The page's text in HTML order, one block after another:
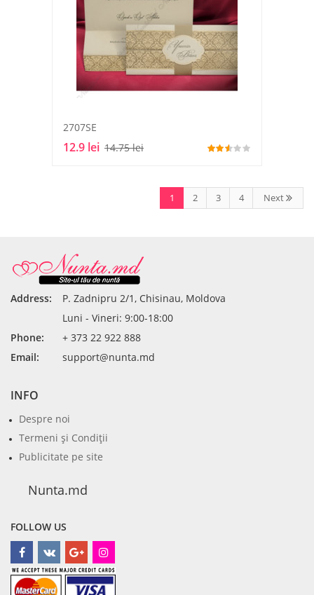
2707SE
12.9 lei 14.75 lei
1 2 3 4 Next
Address:
P. Zadnipru 2/1, Chisinau, Moldova
Luni - Vineri: 9:00-18:00
Phone:
+ 373 22 922 888
Email:
support@nunta.md
INFO
Despre noi
Termeni şi Condiţii
Publicitate pe site
Nunta.md
FOLLOW US